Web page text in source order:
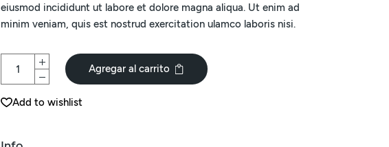
eiusmod incididunt ut labore et dolore magna aliqua. Ut enim ad
minim veniam, quis est nostrud exercitation ulamco laboris nisi.
Agregar al carrito
Add to wishlist